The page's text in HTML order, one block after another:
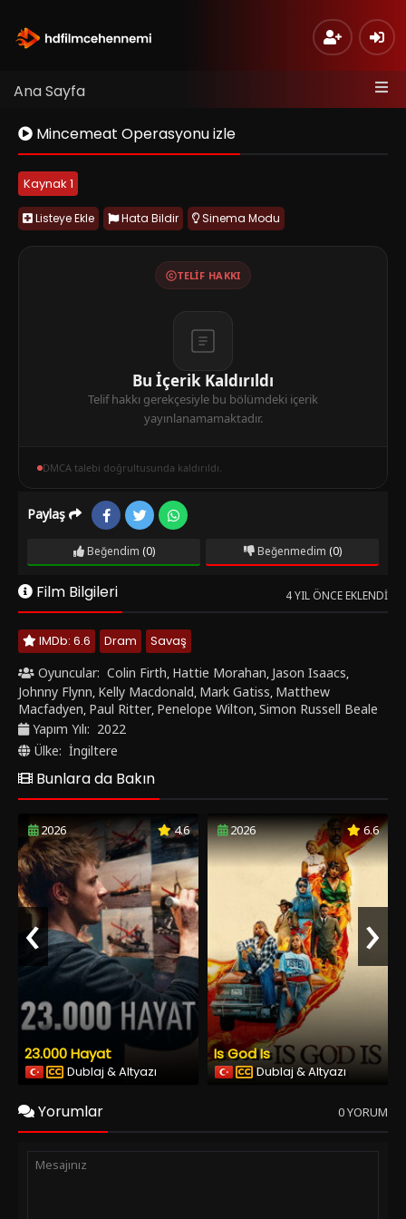
Ana Sayfa
Mincemeat Operasyonu izle
Kaynak 1
Listeye Ekle Hata Bildir Sinema Modu
TELIF HAKKI
Bu İçerik Kaldırıldı
Telif hakkı gerekçesiyle bu bölümdeki içerik
yayınlanamamaktadır.
DMCA talebi doğrultusunda kaldırıldı.
Paylaş
Beğendim (0) Beğenmedim (0)
Film Bilgileri 4 YIL ÖNCE EKLENDI
IMDb: 6.6 Dram
Savaş
Oyuncular: Colin Firth, Hattie Morahan, Jason Isaacs,
Johnny Flynn, Kelly Macdonald, Mark Gatiss, Matthew
Macfadyen, Paul Ritter, Penelope Wilton,Simon Russell Beale
Yapım Yılı: 2022
Ülke: İngiltere
Bunlara da Bakın
2026 4.6
23.000 Hayat
Dublaj & Altyazı
2026 6.6
Is God Is
Dublaj & Altyazı
‹ ›
Yorumlar 0 YORUM